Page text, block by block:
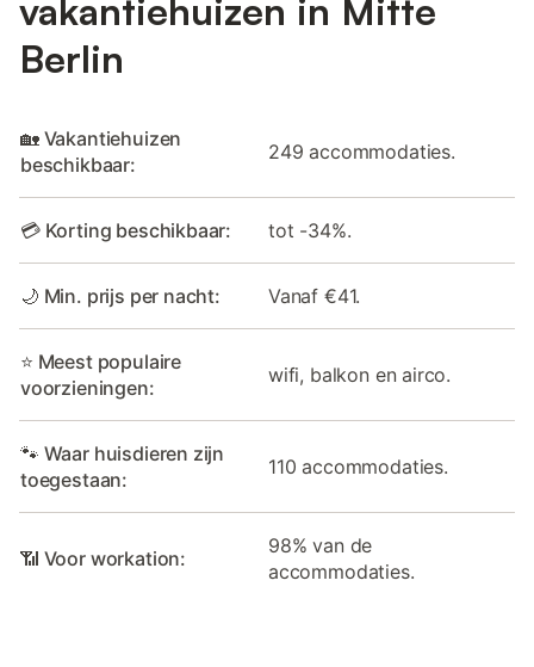
vakantiehuizen in Mitte
Berlin
🏡 Vakantiehuizen
beschikbaar:
249 accommodaties.
💳 Korting beschikbaar: tot -34%.
🌙 Min. prijs per nacht: Vanaf €41.
⭐ Meest populaire
voorzieningen:
wifi, balkon en airco.
🐾 Waar huisdieren zijn
toegestaan:
110 accommodaties.
📶 Voor workation:
98% van de
accommodaties.